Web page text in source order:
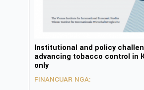
Institutional and policy
advancing tobacco control in
only
FINANCUAR NGA: